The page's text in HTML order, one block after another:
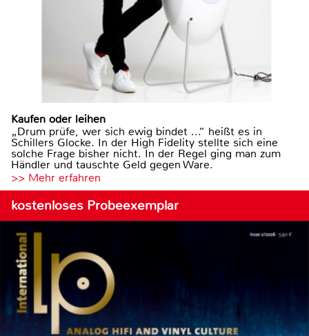
Kaufen oder leihen
„Drum prüfe, wer sich ewig bindet ...“ heißt es in
Schillers Glocke. In der High Fidelity stellte sich eine
solche Frage bisher nicht. In der Regel ging man zum
Händler und tauschte Geld gegen Ware.
>> Mehr erfahren
kostenloses Probeexemplar